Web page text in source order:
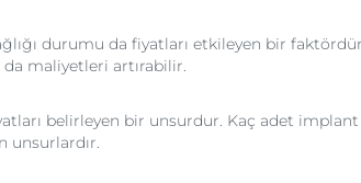
durumu da fiyatları etkileyen bir
maliyetleri artırabilir.
belirleyen bir unsurdur. Kaç adet
unsurlardır.